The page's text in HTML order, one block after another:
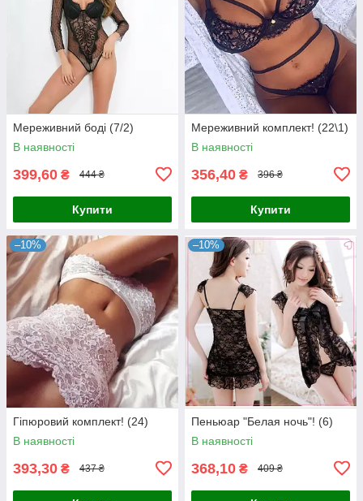
Мереживний боді (7/2)
В наявності
399,60 ₴ 444 ₴
Купити
Мереживний комплект! (22\1)
В наявності
356,40 ₴ 396 ₴
Купити
–10%
Гіпюровий комплект! (24)
В наявності
393,30 ₴ 437 ₴
–10%
Пеньюар "Белая ночь"! (6)
В наявності
368,10 ₴ 409 ₴